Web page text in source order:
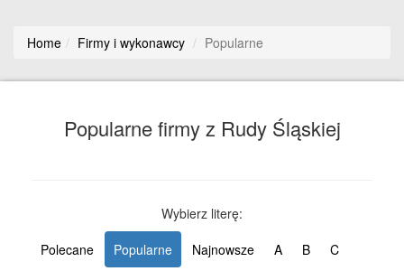
Home Firmy i wykonawcy Popularne
Popularne firmy z Rudy Śląskiej
Wybierz literę:
Polecane
Popularne Najnowsze A B
C